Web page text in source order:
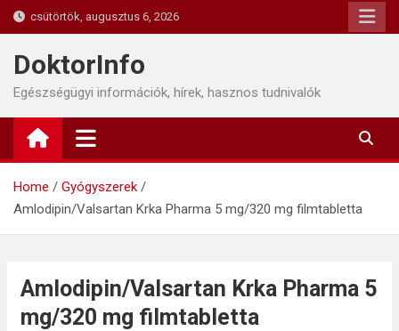
Skip
to
content
csütörtök, augusztus 6, 2026
DoktorInfo
Egészségügyi információk, hírek, hasznos tudnivalók
Home
Gyógyszerek
Amlodipin/Valsartan Krka Pharma 5 mg/320 mg filmtabletta
Amlodipin/Valsartan Krka Pharma 5
mg/320 mg filmtabletta